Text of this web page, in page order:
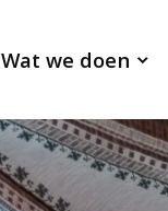
Wat we doen